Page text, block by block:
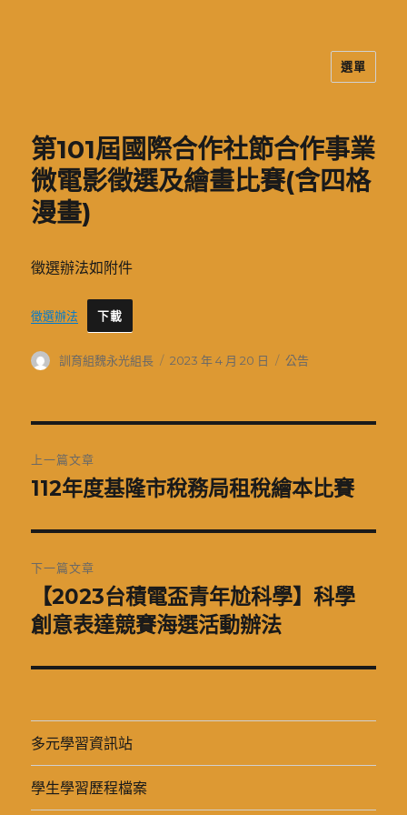
選單
第101屆國際合作社節合作事業
微電影徵選及繪畫比賽(含四格
漫畫)
徵選辦法如附件
徵選辦法 下載
作
訓育組魏永光組長
發
2023 年 4 月 20 日
分
公告
章
覽
上一篇文章
上
篇
文
章:
112年度基隆市稅務局租稅繪本比賽
下一篇文章
一
文
【2023台積電盃青年尬科學】科學
創意表達競賽海選活動辦法
多元學習資訊站
學生學習歷程檔案